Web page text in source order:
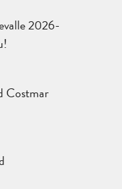
2026-
Costmar